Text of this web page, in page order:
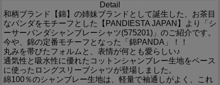
Detail
和柄ブランド【錦】の姉妹ブランドとして誕生した、お茶目
なパンダをモチーフとした【PANDIESTA JAPAN】より「シ
ーサーパンダシャンブレーシャツ(575201)」のご紹介です。
今や、錦の定番モチーフとなった「錦PANDA」！！
丸みを帯びたフォルムと、表情が何とも愛らしい♪
通気性と吸水性に優れたコットンシャンブレー生地をベース
に使ったロングスリーブシャツが登場しました。
綿100％のシャンブレー生地は、軽量で袖通しがよく、これ